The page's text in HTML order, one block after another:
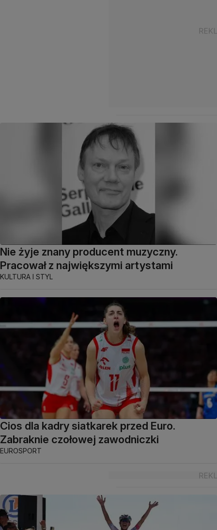
Nie żyje znany producent muzyczny.
Pracował z największymi artystami
KULTURA I STYL
Cios dla kadry siatkarek przed Euro.
Zabraknie czołowej zawodniczki
EUROSPORT